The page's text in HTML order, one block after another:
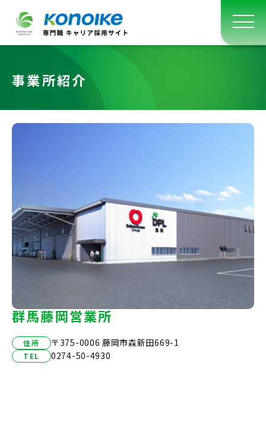
事業所紹介
群馬藤岡営業所
住所 〒375-0006 藤岡市森新田669-1
TEL 0274-50-4930